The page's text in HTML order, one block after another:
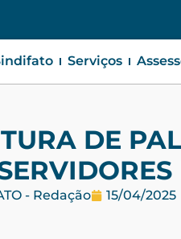
Serviços
DE
- Redação 15/04/2025